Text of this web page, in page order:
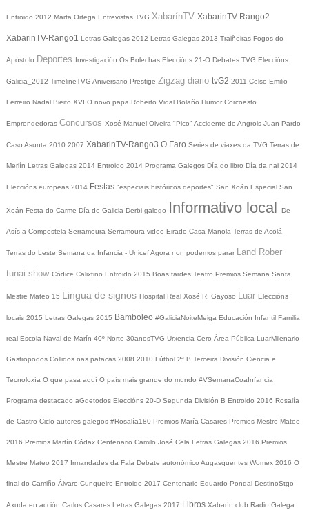
Entroido 2012 Marta Ortega Entrevistas TVG XabarínTV XabarinTV-Rango2
XabarinTV-Rango1 Letras Galegas 2012 Letras Galegas 2013 Traiñeiras Fogos do
Apóstolo Deportes Investigación Os Bolechas Eleccións 21-O Debates TVG Eleccións
Galicia_2012 TimelineTVG Aniversario Prestige Zigzag diario tvG2 2011 Celso Emilio
Ferreiro Nadal Bieito XVI O novo papa Roberto Vidal Bolaño Humor Corcoesto
Emprendedoras Concursos Xosé Manuel Olveira "Pico" Accidente de Angrois Juan Pardo
Caso Asunta 2010 2007 XabarinTV-Rango3 O Faro Series de viaxes da TVG Terras de
Merlín Letras Galegas 2014 Entroido 2014 Programa Galegos Día do libro Día da nai 2014
Eleccións europeas 2014 Festas "especiais históricos deportes" San Xoán Especial San
Xoán Festa do Carme Día de Galicia Derbi galego Informativo local De
Asís a Compostela Serramoura Serramoura video Eirado Casa Manola Terras de Acolá
Terras do Leste Semana da Infancia - UnicefAgora non podemos parar Land Rober
tunai show Códice Calixtino Entroido 2015 Boas tardes Teatro Premios Semana Santa
Mestre Mateo 15 Lingua de signos Hospital Real Xosé R. Gayoso Luar Eleccións
locais 2015 Letras Galegas 2015 Bamboleo #GaliciaNoiteMeiga Educación Infantil Familia
real Escola Naval de Marín 40º Norte 30anosTVG Urxencia Cero Área Pública LuarMilenario
Gastropodos Collidos nas patacas 2008 2010 Fútbol 2ª B Terceira División Ciencia e
Tecnoloxía O que pasa aquí O país máis grande do mundo #VSemanaCoaInfancia
Programa destacado aGdetodos Eleccións 20-D Segunda División B Entroido 2016 Rosalía
de Castro Ciclo autores galegos #Rosalía180 Premios María Casares Premios Mestre Mateo
2016 Premios Martín Códax Centenario Camilo José Cela Letras Galegas 2016 Premios
Mestre Mateo 2017 Irmandades da Fala Debate autonómico Augasquentes Womex 2016 O
final do Camiño Álvaro Cunqueiro Entroido 2017 Centenario Eduardo Pondal DestinoStgo
Axuda en acción Carlos Casares Letras Galegas 2017 Libros Xabarín club Radio Galega